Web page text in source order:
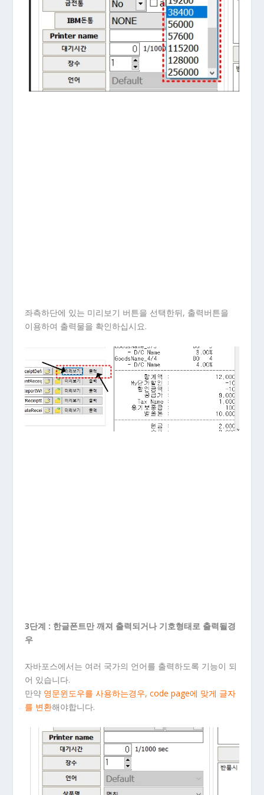
좌측하단에 있는 미리보기 버튼을 선택한뒤, 출력버튼을
이용하여 출력물을 확인하십시요.
3단계 : 한글폰트만 깨져 출력되거나 기호형태로 출력될경
우
자바포스에서는 여러 국가의 언어를 출력하도록 기능이 되
어 있습니다.
만약 영문윈도우를 사용하는경우, code page에 맞게 글자
를 변환해야합니다.